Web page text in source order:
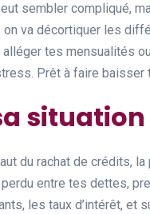
sembler compliqué,
on va décortiquer les
tes mensualités
Prêt à faire baisser
du rachat de crédits,
entre tes dettes,
les taux d’intérêt, et